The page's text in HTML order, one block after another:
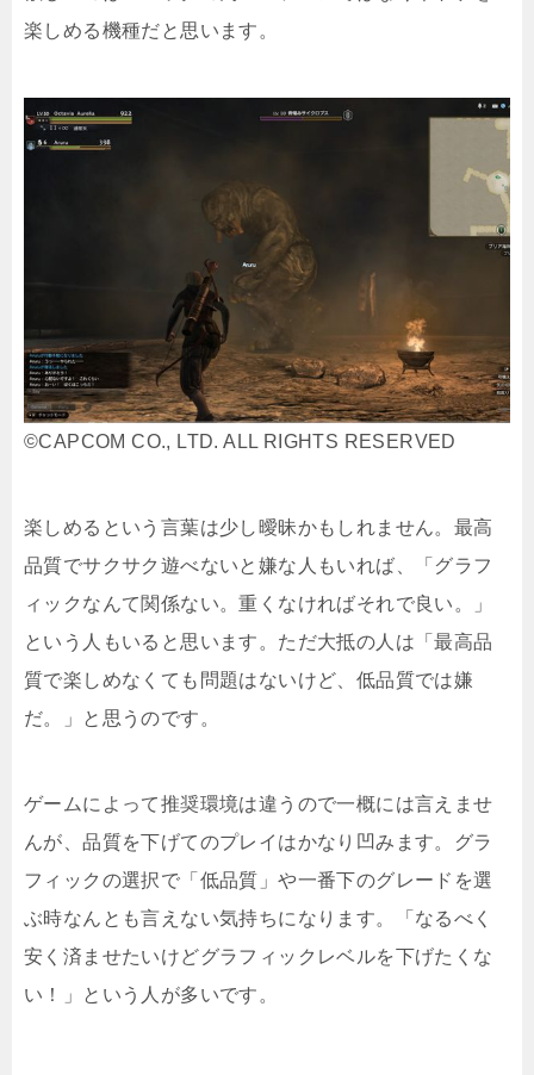
楽しめる機種だと思います。
©CAPCOM CO., LTD. ALL RIGHTS RESERVED
楽しめるという言葉は少し曖昧かもしれません。最高
品質でサクサク遊べないと嫌な人もいれば、「グラフ
ィックなんて関係ない。重くなければそれで良い。」
という人もいると思います。ただ大抵の人は「最高品
質で楽しめなくても問題はないけど、低品質では嫌
だ。」と思うのです。
ゲームによって推奨環境は違うので一概には言えませ
んが、品質を下げてのプレイはかなり凹みます。グラ
フィックの選択で「低品質」や一番下のグレードを選
ぶ時なんとも言えない気持ちになります。「なるべく
安く済ませたいけどグラフィックレベルを下げたくな
い！」という人が多いです。